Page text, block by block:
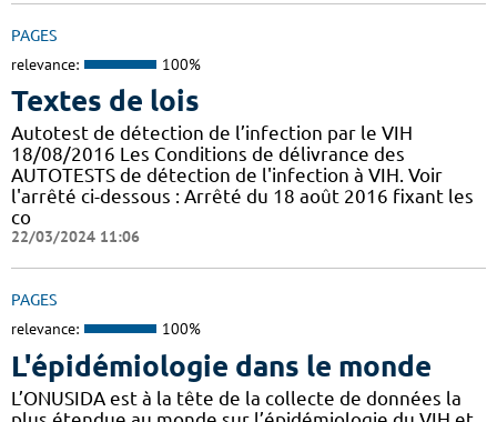
PAGES
relevance: 100%
Textes de lois
Autotest de détection de l’infection par le VIH
18/08/2016 Les Conditions de délivrance des
AUTOTESTS de détection de l'infection à VIH. Voir
l'arrêté ci-dessous : Arrêté du 18 août 2016 fixant les
co
22/03/2024 11:06
PAGES
relevance: 100%
L'épidémiologie dans le monde
L’ONUSIDA est à la tête de la collecte de données la